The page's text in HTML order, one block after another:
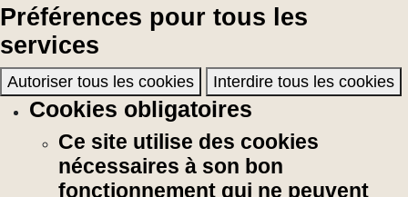
Préférences pour tous les
services
Autoriser tous les cookies Interdire tous les cookies
Cookies obligatoires
Ce site utilise des cookies
nécessaires à son bon
fonctionnement qui ne peuvent